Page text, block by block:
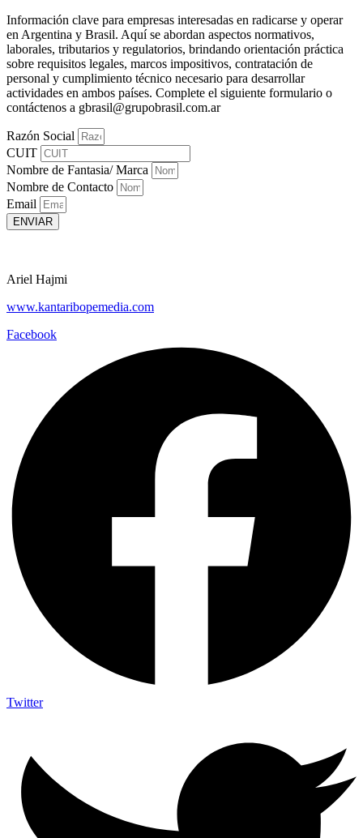
Información clave para empresas interesadas en radicarse y operar
en Argentina y Brasil. Aquí se abordan aspectos normativos,
laborales, tributarios y regulatorios, brindando orientación práctica
sobre requisitos legales, marcos impositivos, contratación de
personal y cumplimiento técnico necesario para desarrollar
actividades en ambos países. Complete el siguiente formulario o
contáctenos a gbrasil@grupobrasil.com.ar
Razón Social
CUIT
Nombre de Fantasia/ Marca
Nombre de Contacto
Email
ENVIAR
Ariel Hajmi
www.kantaribopemedia.com
Facebook
Twitter